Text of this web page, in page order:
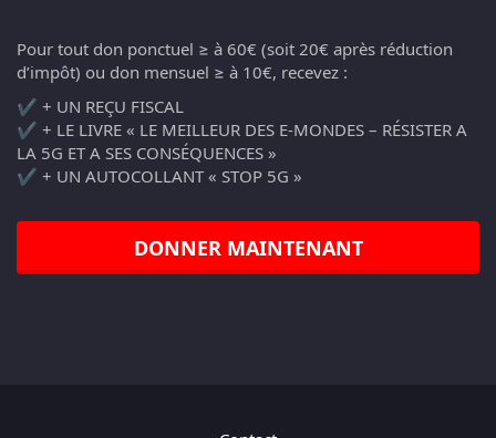
Pour tout don ponctuel ≥ à 60€ (soit 20€ après réduction
d’impôt) ou don mensuel ≥ à 10€, recevez :
✔️ + UN REÇU FISCAL
✔️ + LE LIVRE « LE MEILLEUR DES E-MONDES – RÉSISTER A
LA 5G ET A SES CONSÉQUENCES »
✔️ + UN AUTOCOLLANT « STOP 5G »
DONNER MAINTENANT